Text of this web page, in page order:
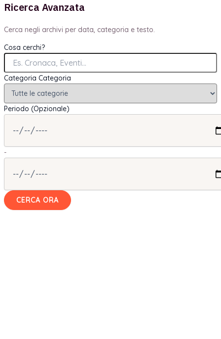
Ricerca Avanzata
Cerca negli archivi per data, categoria e testo.
Cosa cerchi?
Categoria Categoria
Periodo (Opzionale)
-
CERCA ORA